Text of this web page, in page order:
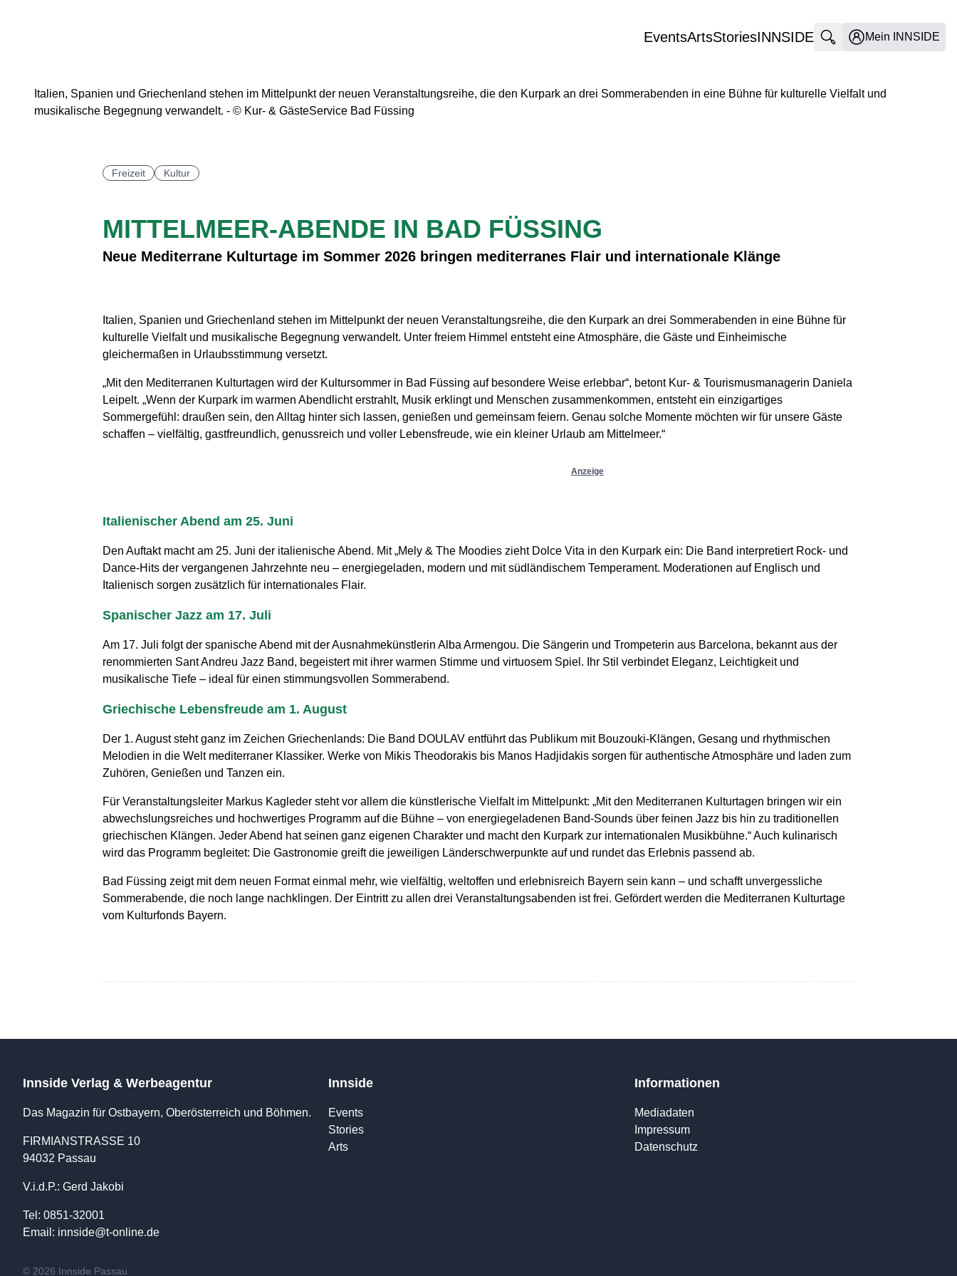
EventsArtsStoriesINNSIDE Suche öffnenMein INNSIDE
Alle Bilder ansehen
Italien, Spanien und Griechenland stehen im Mittelpunkt der neuen Veranstaltungsreihe, die den Kurpark an drei Sommerabenden in eine Bühne für kulturelle Vielfalt und
musikalische Begegnung verwandelt. - © Kur- & GästeService Bad Füssing
Freizeit Kultur
MITTELMEER-ABENDE IN BAD FÜSSING
Neue Mediterrane Kulturtage im Sommer 2026 bringen mediterranes Flair und internationale Klänge
Italien, Spanien und Griechenland stehen im Mittelpunkt der neuen Veranstaltungsreihe, die den Kurpark an drei Sommerabenden in eine Bühne für
kulturelle Vielfalt und musikalische Begegnung verwandelt. Unter freiem Himmel entsteht eine Atmosphäre, die Gäste und Einheimische
gleichermaßen in Urlaubsstimmung versetzt.
„Mit den Mediterranen Kulturtagen wird der Kultursommer in Bad Füssing auf besondere Weise erlebbar“, betont Kur- & Tourismusmanagerin Daniela
Leipelt. „Wenn der Kurpark im warmen Abendlicht erstrahlt, Musik erklingt und Menschen zusammenkommen, entsteht ein einzigartiges
Sommergefühl: draußen sein, den Alltag hinter sich lassen, genießen und gemeinsam feiern. Genau solche Momente möchten wir für unsere Gäste
schaffen – vielfältig, gastfreundlich, genussreich und voller Lebensfreude, wie ein kleiner Urlaub am Mittelmeer.“
Anzeige
Italienischer Abend am 25. Juni
Den Auftakt macht am 25. Juni der italienische Abend. Mit „Mely & The Moodies zieht Dolce Vita in den Kurpark ein: Die Band interpretiert Rock- und
Dance-Hits der vergangenen Jahrzehnte neu – energiegeladen, modern und mit südländischem Temperament. Moderationen auf Englisch und
Italienisch sorgen zusätzlich für internationales Flair.
Spanischer Jazz am 17. Juli
Am 17. Juli folgt der spanische Abend mit der Ausnahmekünstlerin Alba Armengou. Die Sängerin und Trompeterin aus Barcelona, bekannt aus der
renommierten Sant Andreu Jazz Band, begeistert mit ihrer warmen Stimme und virtuosem Spiel. Ihr Stil verbindet Eleganz, Leichtigkeit und
musikalische Tiefe – ideal für einen stimmungsvollen Sommerabend.
Griechische Lebensfreude am 1. August
Der 1. August steht ganz im Zeichen Griechenlands: Die Band DOULAV entführt das Publikum mit Bouzouki-Klängen, Gesang und rhythmischen
Melodien in die Welt mediterraner Klassiker. Werke von Mikis Theodorakis bis Manos Hadjidakis sorgen für authentische Atmosphäre und laden zum
Zuhören, Genießen und Tanzen ein.
Für Veranstaltungsleiter Markus Kagleder steht vor allem die künstlerische Vielfalt im Mittelpunkt: „Mit den Mediterranen Kulturtagen bringen wir ein
abwechslungsreiches und hochwertiges Programm auf die Bühne – von energiegeladenen Band-Sounds über feinen Jazz bis hin zu traditionellen
griechischen Klängen. Jeder Abend hat seinen ganz eigenen Charakter und macht den Kurpark zur internationalen Musikbühne.“ Auch kulinarisch
wird das Programm begleitet: Die Gastronomie greift die jeweiligen Länderschwerpunkte auf und rundet das Erlebnis passend ab.
Bad Füssing zeigt mit dem neuen Format einmal mehr, wie vielfältig, weltoffen und erlebnisreich Bayern sein kann – und schafft unvergessliche
Sommerabende, die noch lange nachklingen. Der Eintritt zu allen drei Veranstaltungsabenden ist frei. Gefördert werden die Mediterranen Kulturtage
vom Kulturfonds Bayern.
Innside Verlag & Werbeagentur
Das Magazin für Ostbayern, Oberösterreich und Böhmen.
FIRMIANSTRASSE 10
94032 Passau
V.i.d.P.: Gerd Jakobi
Tel: 0851-32001
Email: innside@t-online.de
Innside
Events
Stories
Arts
Informationen
Mediadaten
Impressum
Datenschutz
© 2026 Innside Passau